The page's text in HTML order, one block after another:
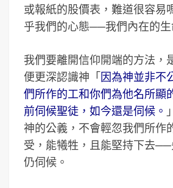
或報紙的股價表，難道很容易
乎我們的心態──我們內在的生
我們要離開信仰開端的方法，
便更深認識神「因為神並非不
們所作的工和你們為他名所顯
前伺候聖徒，如今還是伺候。
神的公義，不會輕忽我們所作
受，能犧牲，且能堅持下去
仍伺候。